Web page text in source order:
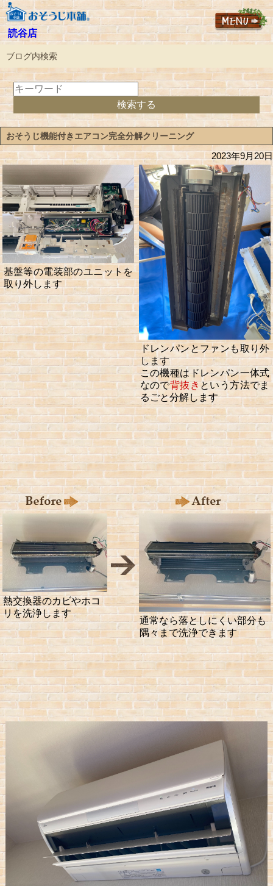
読谷店
ブログ内検索
おそうじ機能付きエアコン完全分解クリーニング
2023年9月20日
基盤等の電装部のユニットを
取り外します
ドレンパンとファンも取り外
します
この機種はドレンパン一体式
なので背抜きという方法でま
るごと分解します
熱交換器のカビやホコ
リを洗浄します
通常なら落としにくい部分も
隅々まで洗浄できます